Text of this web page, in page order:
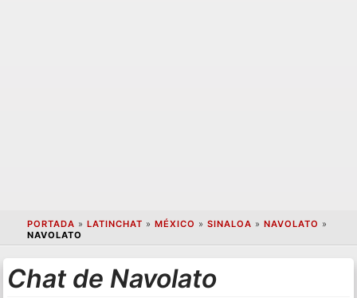
PORTADA » LATINCHAT » MÉXICO » SINALOA » NAVOLATO »
NAVOLATO
Chat de Navolato